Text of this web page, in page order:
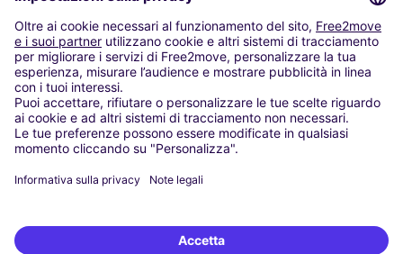
LE NOSTRE CITTÀ
Paris
Madrid
Washington DC
Milano
Roma
Torino
Vienna
Berlino
Düsseldorf